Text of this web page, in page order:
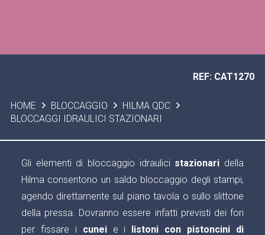
HOME BLOCCAGGIO
HILMA QDC
BLOCCAGGI IDRAULICI STAZIONARI
REF: CAT1270
Gli elementi di bloccaggio idraulici stazionari della
Hilma consentono un saldo bloccaggio degli stampi,
agendo direttamente sul piano tavola o sullo slittone
della pressa. Dovranno essere infatti previsti dei fori
per fissare i cunei e i listoni con pistoncini di